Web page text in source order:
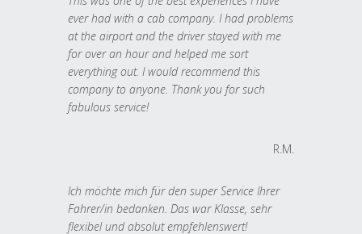
ever had with a cab company. I had problems
at the airport and the driver stayed with me
for over an hour and helped me sort
everything out. I would recommend this
company to anyone. Thank you for such
fabulous service!
R.M.
Ich möchte mich für den super Service Ihrer
Fahrer/in bedanken. Das war Klasse, sehr
flexibel und absolut empfehlenswert!